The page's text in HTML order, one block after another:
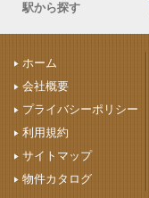
駅から探す
ホーム
会社概要
プライバシーポリシー
利用規約
サイトマップ
物件カタログ